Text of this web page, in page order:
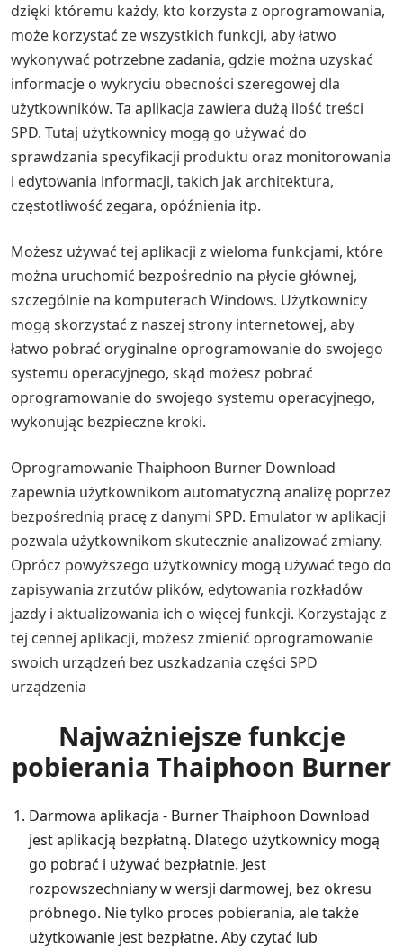
dzięki któremu każdy, kto korzysta z oprogramowania,
może korzystać ze wszystkich funkcji, aby łatwo
wykonywać potrzebne zadania, gdzie można uzyskać
informacje o wykryciu obecności szeregowej dla
użytkowników. Ta aplikacja zawiera dużą ilość treści
SPD. Tutaj użytkownicy mogą go używać do
sprawdzania specyfikacji produktu oraz monitorowania
i edytowania informacji, takich jak architektura,
częstotliwość zegara, opóźnienia itp.
Możesz używać tej aplikacji z wieloma funkcjami, które
można uruchomić bezpośrednio na płycie głównej,
szczególnie na komputerach Windows. Użytkownicy
mogą skorzystać z naszej strony internetowej, aby
łatwo pobrać oryginalne oprogramowanie do swojego
systemu operacyjnego, skąd możesz pobrać
oprogramowanie do swojego systemu operacyjnego,
wykonując bezpieczne kroki.
Oprogramowanie Thaiphoon Burner Download
zapewnia użytkownikom automatyczną analizę poprzez
bezpośrednią pracę z danymi SPD. Emulator w aplikacji
pozwala użytkownikom skutecznie analizować zmiany.
Oprócz powyższego użytkownicy mogą używać tego do
zapisywania zrzutów plików, edytowania rozkładów
jazdy i aktualizowania ich o więcej funkcji. Korzystając z
tej cennej aplikacji, możesz zmienić oprogramowanie
swoich urządzeń bez uszkadzania części SPD
urządzenia
Najważniejsze funkcje
pobierania Thaiphoon Burner
Darmowa aplikacja - Burner Thaiphoon Download
jest aplikacją bezpłatną. Dlatego użytkownicy mogą
go pobrać i używać bezpłatnie. Jest
rozpowszechniany w wersji darmowej, bez okresu
próbnego. Nie tylko proces pobierania, ale także
użytkowanie jest bezpłatne. Aby czytać lub